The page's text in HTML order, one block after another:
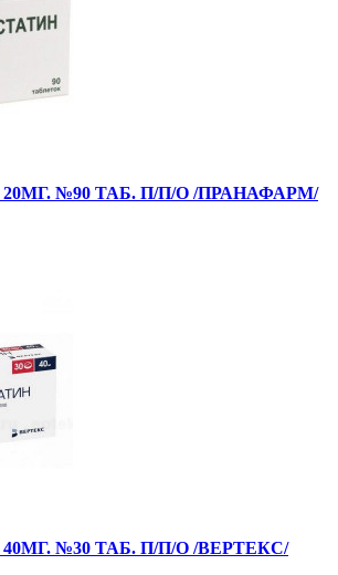
№90 ТАБ. П/П/О /ПРАНАФАРМ/
№30 ТАБ. П/П/О /ВЕРТЕКС/